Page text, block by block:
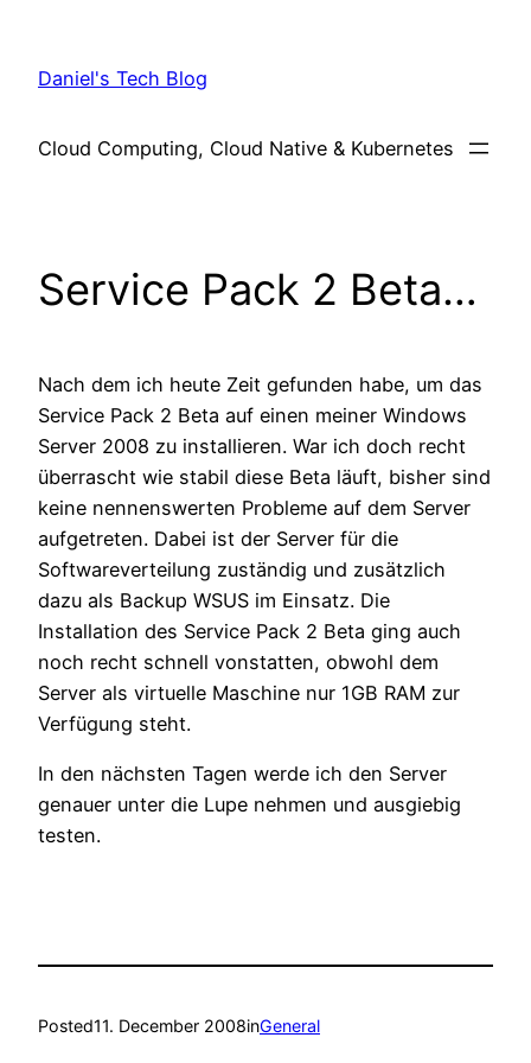
content
Daniel's Tech Blog
Cloud Computing, Cloud Native & Kubernetes
Service Pack 2 Beta…
Nach dem ich heute Zeit gefunden habe, um das
Service Pack 2 Beta auf einen meiner Windows
Server 2008 zu installieren. War ich doch recht
überrascht wie stabil diese Beta läuft, bisher sind
keine nennenswerten Probleme auf dem Server
aufgetreten. Dabei ist der Server für die
Softwareverteilung zuständig und zusätzlich
dazu als Backup WSUS im Einsatz. Die
Installation des Service Pack 2 Beta ging auch
noch recht schnell vonstatten, obwohl dem
Server als virtuelle Maschine nur 1GB RAM zur
Verfügung steht.
In den nächsten Tagen werde ich den Server
genauer unter die Lupe nehmen und ausgiebig
testen.
Posted11. December 2008inGeneral